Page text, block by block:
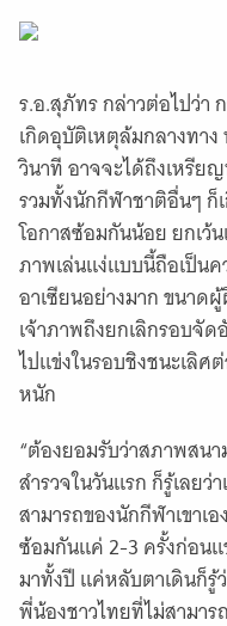
ร.อ.สุภัทร กล่าวต่อไปว่า
เกิดอุบัติเหตุล้มกลางทาง
วินาที อาจจะได้ถึงเหรีย
รวมทั้งนักกีฬาชาติอื่นๆ ก็
โอกาสซ้อมกันน้อย ยกเว้
ภาพเล่นแง่แบบนี้ถือเป็น
อาเซียนอย่างมาก ขนาด
เจ้าภาพถึงยกเลิกรอบจั
ไปแข่งในรอบชิงชนะเลิศ
หนัก
“ต้องยอมรับว่าสภาพสน
สำรวจในวันแรก ก็รู้เลย
สามารถของนักกีฬาเขา
ซ้อมกันแค่ 2-3 ครั้งก่อน
มาทั้งปี แค่หลับตาเดินก็
พี่น้องชาวไทยที่ไม่สามา